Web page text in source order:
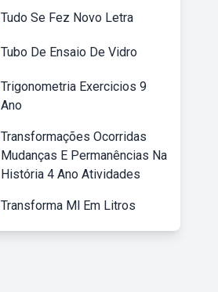
Tudo Se Fez Novo Letra
Tubo De Ensaio De Vidro
Trigonometria Exercicios 9
Ano
Transformações Ocorridas
Mudanças E Permanências Na
História 4 Ano Atividades
Transforma Ml Em Litros